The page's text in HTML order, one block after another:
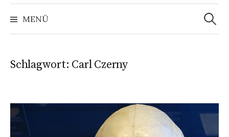
MENÜ
Suchen
nach:
Schlagwort: Carl Czerny